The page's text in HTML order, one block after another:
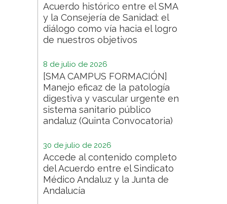
Acuerdo histórico entre el SMA
y la Consejería de Sanidad: el
diálogo como vía hacia el logro
de nuestros objetivos
8 de julio de 2026
[SMA CAMPUS FORMACIÓN]
Manejo eficaz de la patología
digestiva y vascular urgente en
sistema sanitario público
andaluz (Quinta Convocatoria)
30 de julio de 2026
Accede al contenido completo
del Acuerdo entre el Sindicato
Médico Andaluz y la Junta de
Andalucía